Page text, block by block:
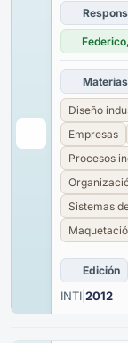
Materias
Diseño
Empresas
Procesos
Sistemas
Edición
INTI 2012